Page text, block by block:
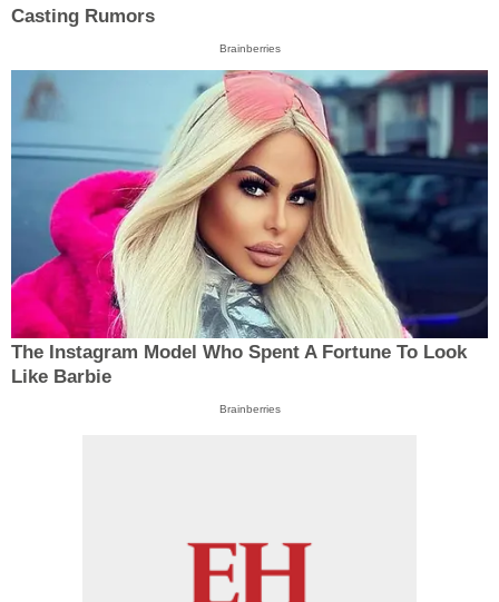
Casting Rumors
Brainberries
The Instagram Model Who Spent A Fortune To Look
Like Barbie
Brainberries